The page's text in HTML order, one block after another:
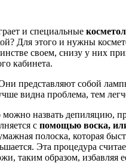
и специальные
Для этого и нужны
своем, снизу у них
кабинета.
представляют собой
видна проблема, тем
назвать депиляцию,
с помощью воска,
полоска, которая
Эта процедура
таким образом, избавляя